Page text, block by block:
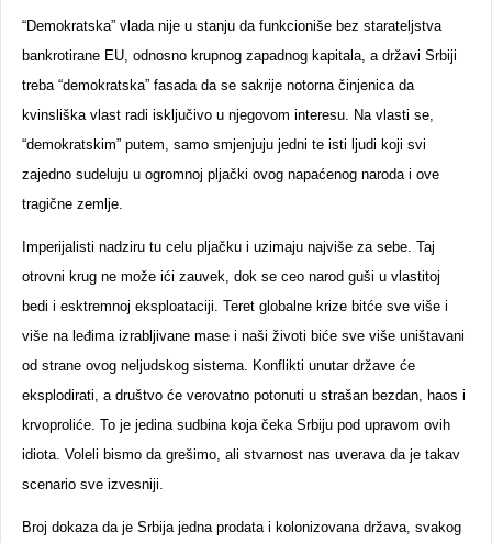
“Demokratska” vlada nije u stanju da funkcioniše bez starateljstva
bankrotirane EU, odnosno krupnog zapadnog kapitala, a državi Srbiji
treba “demokratska” fasada da se sakrije notorna činjenica da
kvinsliška vlast radi isključivo u njegovom interesu. Na vlasti se,
“demokratskim” putem, samo smjenjuju jedni te isti ljudi koji svi
zajedno sudeluju u ogromnoj pljački ovog napaćenog naroda i ove
tragične zemlje.
Imperijalisti nadziru tu celu pljačku i uzimaju najviše za sebe. Taj
otrovni krug ne može ići zauvek, dok se ceo narod guši u vlastitoj
bedi i esktremnoj eksploataciji. Teret globalne krize bitće sve više i
više na leđima izrabljivane mase i naši životi biće sve više uništavani
od strane ovog neljudskog sistema. Konflikti unutar države će
eksplodirati, a društvo će verovatno potonuti u strašan bezdan, haos i
krvoproliće. To je jedina sudbina koja čeka Srbiju pod upravom ovih
idiota. Voleli bismo da grešimo, ali stvarnost nas uverava da je takav
scenario sve izvesniji.
Broj dokaza da je Srbija jedna prodata i kolonizovana država, svakog